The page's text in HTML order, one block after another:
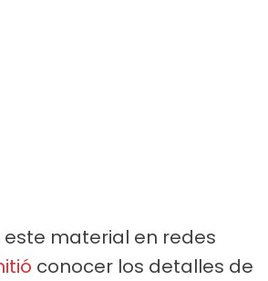
este material en redes
conocer los detalles de